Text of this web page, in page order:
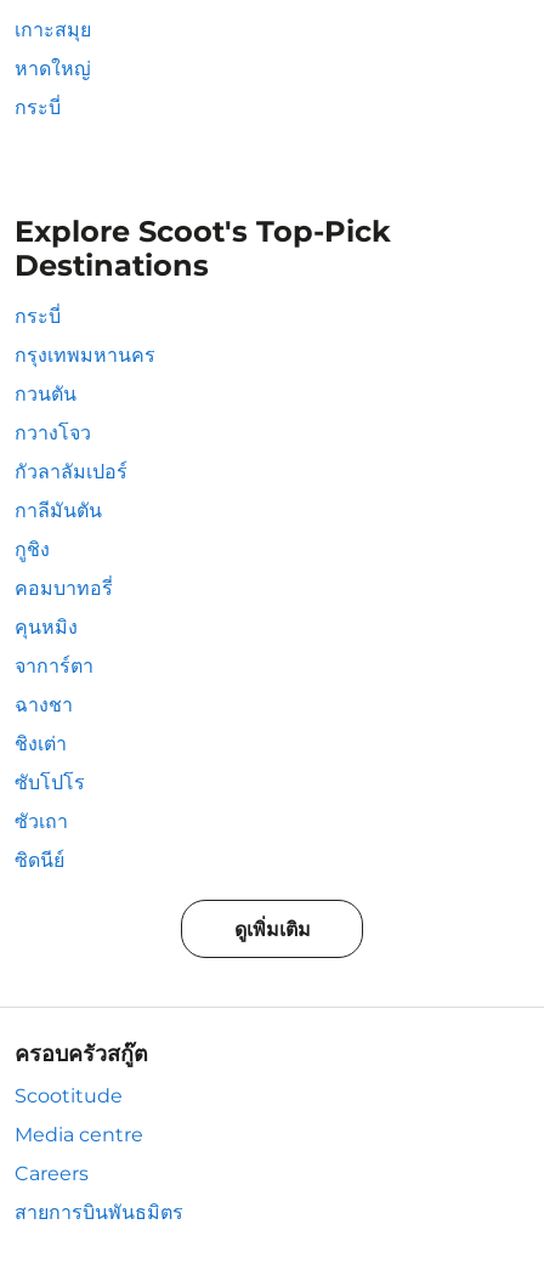
เกาะสมุย
หาดใหญ่
กระบี่
Explore Scoot's Top-Pick
Destinations
กระบี่
กรุงเทพมหานคร
กวนตัน
กวางโจว
กัวลาลัมเปอร์
กาลีมันตัน
กูชิง
คอมบาทอรี่
คุนหมิง
จาการ์ตา
ฉางชา
ชิงเต่า
ซับโปโร
ซัวเถา
ซิดนีย์
ดูเพิ่มเติม
ครอบครัวสกู๊ต
Scootitude
Media centre
Careers
สายการบินพันธมิตร